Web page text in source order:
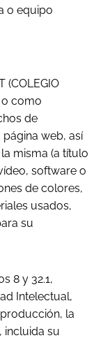
o equipo
(COLEGIO
o como
de
web, así
misma (a título
software o
de colores,
usados,
su
8 y 32.1,
Intelectual,
la
incluida su